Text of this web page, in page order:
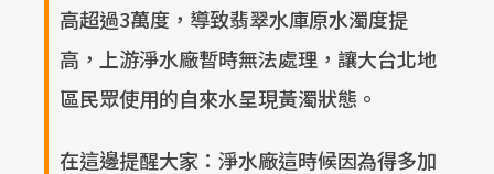
高超過3萬度，導致翡翠水庫原水濁度提
高，上游淨水廠暫時無法處理，讓大台北地
區民眾使用的自來水呈現黃濁狀態。
在這邊提醒大家：淨水廠這時候因為得多加